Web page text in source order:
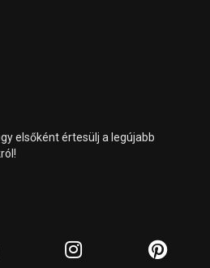
elsőként értesülj a legújabb